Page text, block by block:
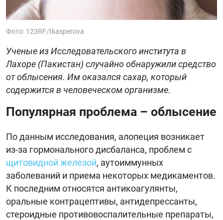
Фото: 123RF/tkasperova
Ученые из Исследовательского института в
Лахоре (Пакистан) случайно обнаружили средство
от облысения. Им оказался сахар, который
содержится в человеческом организме.
Популярная проблема – облысение
По данным исследования, алопеция возникает
из-за гормонального дисбаланса, проблем с
щитовидной железой, аутоиммунных
заболеваний и приема некоторых медикаментов.
К последним относятся антикоагулянты,
оральные контрацептивы, антидепрессанты,
стероидные противовоспалительные препараты,